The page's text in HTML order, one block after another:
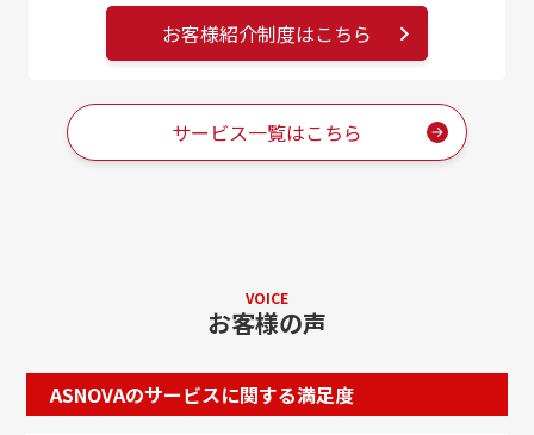
お客様紹介制度はこちら
サービス一覧はこちら
VOICE
お客様の声
ASNOVAのサービスに関する満足度